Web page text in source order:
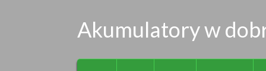
Akumulatory w